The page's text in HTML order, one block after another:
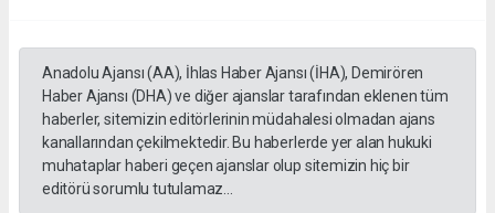
Anadolu Ajansı (AA), İhlas Haber Ajansı (İHA), Demirören
Haber Ajansı (DHA) ve diğer ajanslar tarafından eklenen tüm
haberler, sitemizin editörlerinin müdahalesi olmadan ajans
kanallarından çekilmektedir. Bu haberlerde yer alan hukuki
muhataplar haberi geçen ajanslar olup sitemizin hiç bir
editörü sorumlu tutulamaz...